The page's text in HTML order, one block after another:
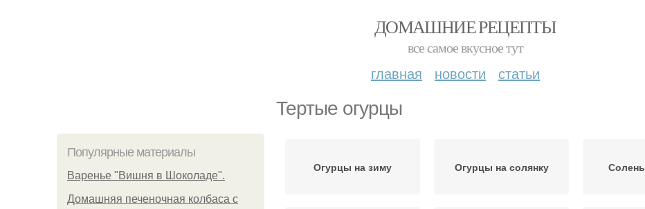
ДОМАШНИЕ РЕЦЕПТЫ
все самое вкусное тут
главная новости статьи
Тертые огурцы
Популярные материалы
Варенье "Вишня в Шоколаде".
Домашняя печеночная колбаса с
Огурцы на зиму Огурцы на солянку